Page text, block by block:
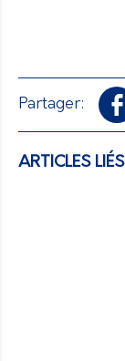
Partager:
ARTICLES LIÉS